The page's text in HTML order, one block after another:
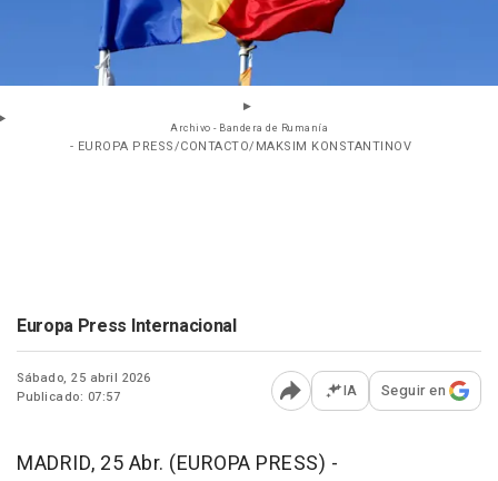
Archivo - Bandera de Rumanía
- EUROPA PRESS/CONTACTO/MAKSIM KONSTANTINOV
Europa Press Internacional
Sábado, 25 abril 2026
Publicado: 07:57
Abrir opciones para
IA Seguir en
MADRID, 25 Abr. (EUROPA PRESS) -